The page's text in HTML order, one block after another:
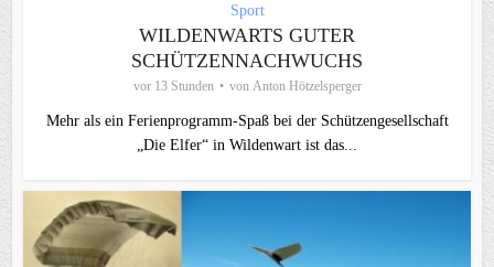
Sport
WILDENWARTS GUTER
SCHÜTZENNACHWUCHS
vor 13 Stunden von Anton Hötzelsperger
Mehr als ein Ferienprogramm-Spaß bei der Schützengesellschaft
„Die Elfer“ in Wildenwart ist das...